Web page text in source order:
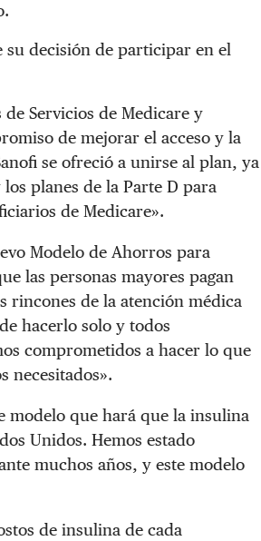
su decisión de participar en el
Servicios de Medicare y
de mejorar el acceso y la
se ofreció a unirse al plan, ya
planes de la Parte D para
de Medicare».
Modelo de Ahorros para
las personas mayores pagan
rincones de la atención médica
hacerlo solo y todos
comprometidos a hacer lo que
necesitados».
modelo que hará que la insulina
Unidos. Hemos estado
muchos años, y este modelo
de insulina de cada